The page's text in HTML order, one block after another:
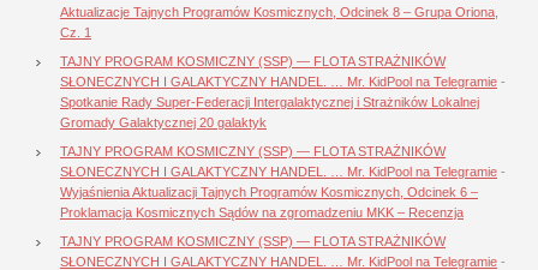
Aktualizacje Tajnych Programów Kosmicznych, Odcinek 8 – Grupa Oriona,
Cz. 1
TAJNY PROGRAM KOSMICZNY (SSP) — FLOTA STRAŻNIKÓW
SŁONECZNYCH I GALAKTYCZNY HANDEL. … Mr. KidPool na Telegramie -
Spotkanie Rady Super-Federacji Intergalaktycznej i Strażników Lokalnej
Gromady Galaktycznej 20 galaktyk
TAJNY PROGRAM KOSMICZNY (SSP) — FLOTA STRAŻNIKÓW
SŁONECZNYCH I GALAKTYCZNY HANDEL. … Mr. KidPool na Telegramie -
Wyjaśnienia Aktualizacji Tajnych Programów Kosmicznych, Odcinek 6 –
Proklamacja Kosmicznych Sądów na zgromadzeniu MKK – Recenzja
TAJNY PROGRAM KOSMICZNY (SSP) — FLOTA STRAŻNIKÓW
SŁONECZNYCH I GALAKTYCZNY HANDEL. … Mr. KidPool na Telegramie -